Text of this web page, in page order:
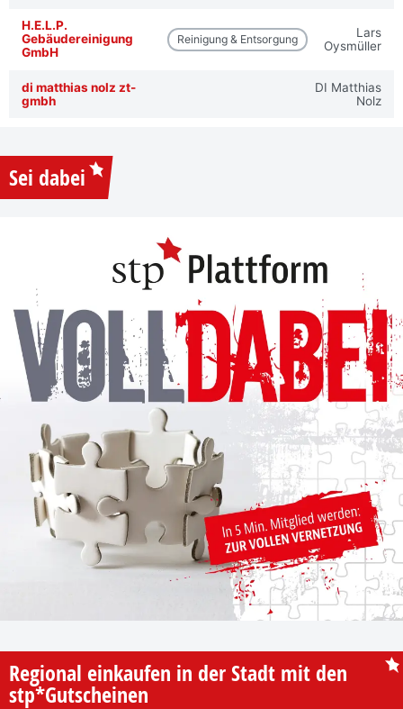
H.E.L.P.
Gebäudereinigung
GmbH
Reinigung & Entsorgung
Lars
Oysmüller
di matthias nolz zt-
gmbh
DI Matthias
Nolz
Sei dabei
Regional einkaufen in der Stadt mit den
stp*Gutscheinen